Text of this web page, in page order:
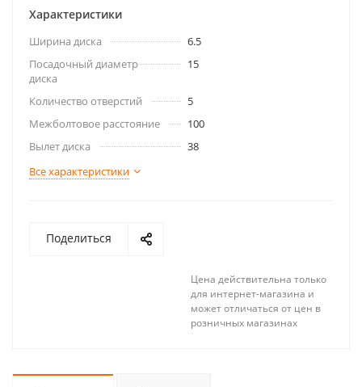
Характеристики
Ширина диска
6.5
Посадочный диаметр
диска
15
Количество отверстий
5
Межболтовое расстояние
100
Вылет диска
38
Все характеристики
Поделиться
Цена действительна только
для интернет-магазина и
может отличаться от цен в
розничных магазинах